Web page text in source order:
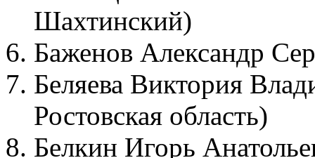
Шахтинский)
Баженов Александр
Беляева Виктория
Ростовская область)
Белкин Игорь